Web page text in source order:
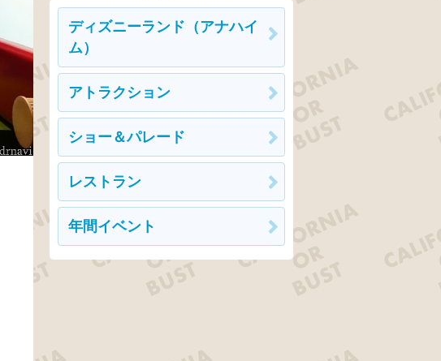
ディズニーランド（アナハイ
ム）
アトラクション
ショー＆パレード
レストラン
年間イベント